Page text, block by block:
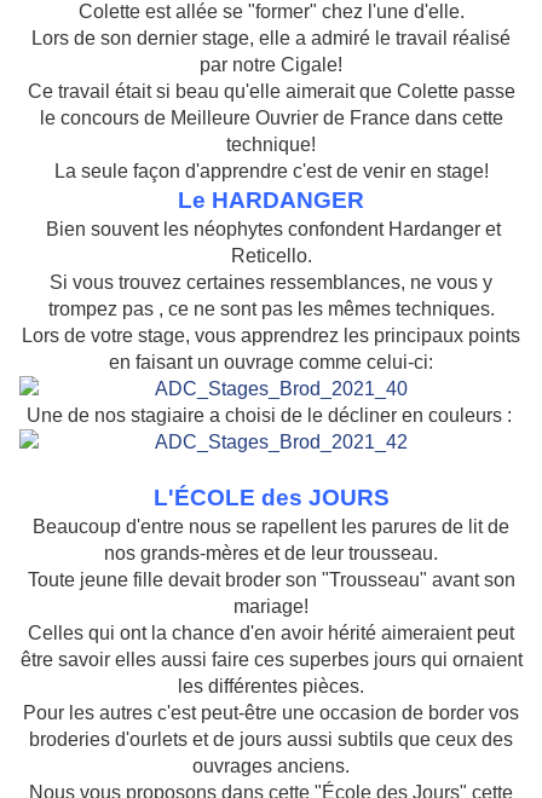
Colette est allée se "former" chez l'une d'elle.
Lors de son dernier stage, elle a admiré le travail réalisé
par notre Cigale!
Ce travail était si beau qu'elle aimerait que Colette passe
le concours de Meilleure Ouvrier de France dans cette
technique!
La seule façon d'apprendre c'est de venir en stage!
Le HARDANGER
Bien souvent les néophytes confondent Hardanger et
Reticello.
Si vous trouvez certaines ressemblances, ne vous y
trompez pas , ce ne sont pas les mêmes techniques.
Lors de votre stage, vous apprendrez les principaux points
en faisant un ouvrage comme celui-ci:
Une de nos stagiaire a choisi de le décliner en couleurs :
L'ÉCOLE des JOURS
Beaucoup d'entre nous se rapellent les parures de lit de
nos grands-mères et de leur trousseau.
Toute jeune fille devait broder son "Trousseau" avant son
mariage!
Celles qui ont la chance d'en avoir hérité aimeraient peut
être savoir elles aussi faire ces superbes jours qui ornaient
les différentes pièces.
Pour les autres c'est peut-être une occasion de border vos
broderies d'ourlets et de jours aussi subtils que ceux des
ouvrages anciens.
Nous vous proposons dans cette "École des Jours" cette